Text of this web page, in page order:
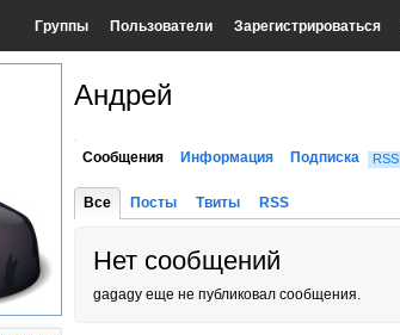
Группы Пользователи Зарегистрироваться
Андрей
Сообщения Информация Подписка RSS
Все Посты Твиты RSS
Нет сообщений
gagagy еще не публиковал сообщения.